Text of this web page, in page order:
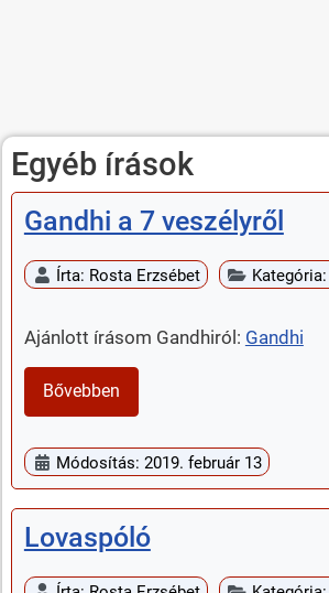
Egyéb írások
Gandhi a 7 veszélyről
Írta: Rosta Erzsébet Kategória:
Ajánlott írásom Gandhiról: Gandhi
Bővebben
Módosítás: 2019. február 13
Lovaspóló